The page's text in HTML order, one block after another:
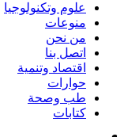
علوم وتكنولوجيا
منوعات
من نحن
اتصل بنا
اقتصاد وتنمية
حوارات
طب وصحة
كتابات